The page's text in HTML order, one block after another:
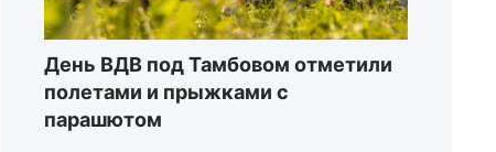
День ВДВ под Тамбовом отметили
полетами и прыжками с
парашютом